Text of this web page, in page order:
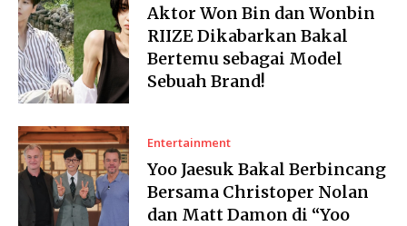
Aktor Won Bin dan Wonbin
RIIZE Dikabarkan Bakal
Bertemu sebagai Model
Sebuah Brand!
Entertainment
Yoo Jaesuk Bakal Berbincang
Bersama Christoper Nolan
dan Matt Damon di “Yoo